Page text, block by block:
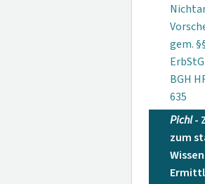
gem.
BGH
635
Pichl-
zum